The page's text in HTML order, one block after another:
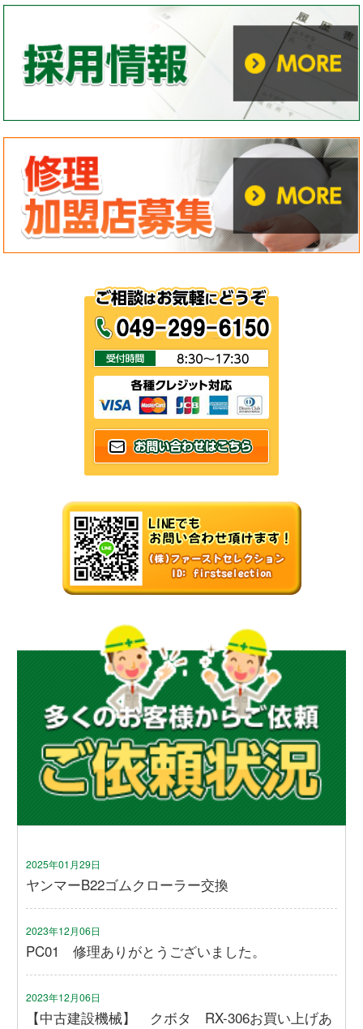
2025年01月29日
ヤンマーB22ゴムクローラー交換
2023年12月06日
PC01 修理ありがとうございました。
2023年12月06日
【中古建設機械】 クボタ RX-306お買い上げあ